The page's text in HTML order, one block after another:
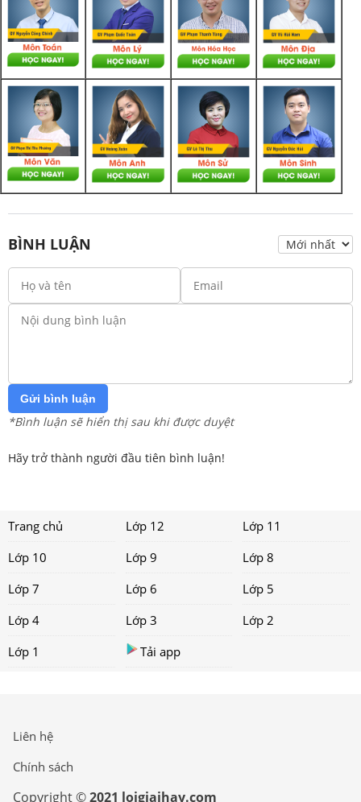
BÌNH LUẬN
Gửi bình luận
*Bình luận sẽ hiển thị sau khi được duyệt
Hãy trở thành người đầu tiên bình luận!
Trang chủ Lớp 12
Lớp 11
Lớp 10
Lớp 9
Lớp 8
Lớp 7
Lớp 6
Lớp 5
Lớp 4
Lớp 3
Lớp 2
Lớp 1
Tải app
Liên hệ
Chính sách
Copyright ©2021 loigiaihay.com